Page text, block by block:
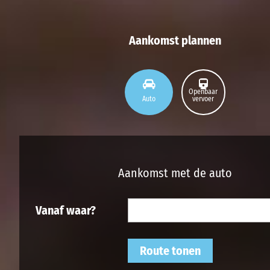
Aankomst plannen
Auto
Openbaar
vervoer
Aankomst met de auto
Vanaf waar?
Route tonen